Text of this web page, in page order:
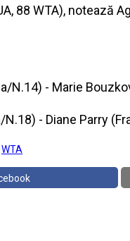
88 WTA), notează
N.14) - Marie
- Diane Parry
WTA